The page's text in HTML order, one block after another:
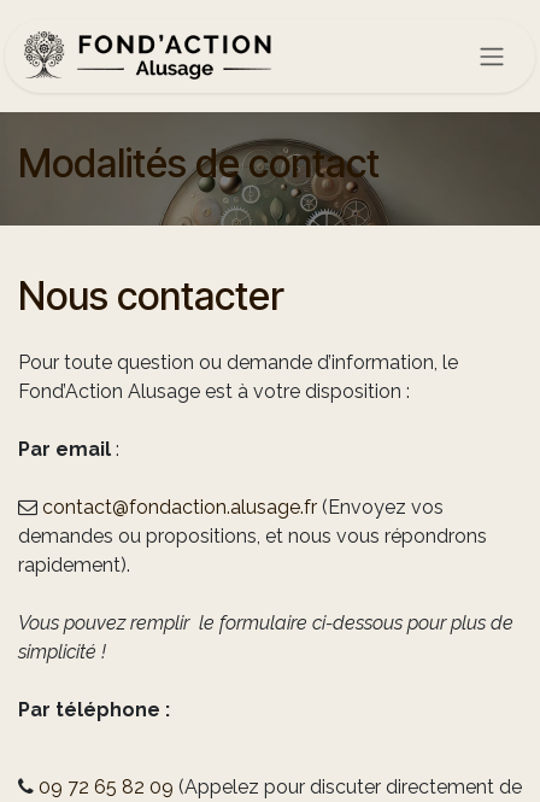
Modalités de contact
Nous contacter
Pour toute question ou demande d’information, le
Fond’Action Alusage est à votre disposition :
Par email :
contact@fondaction.alusage.fr (Envoyez vos
demandes ou propositions, et nous vous répondrons
rapidement).
Vous pouvez remplir le formulaire ci-dessous pour plus de
simplicité !
Par téléphone :
09 72 65 82 09 (Appelez pour discuter directement de